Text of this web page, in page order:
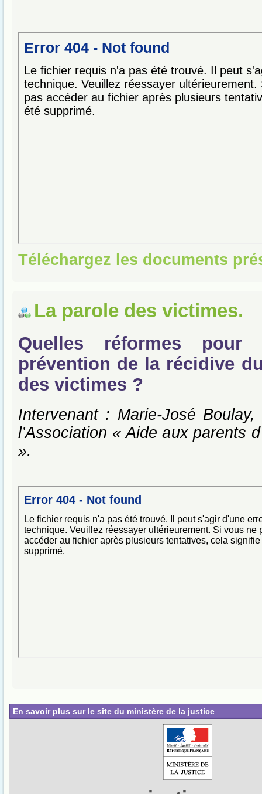
Téléchargez les documents
La parole des victimes.
Quelles réformes pour
prévention de la récidive
des victimes ?
Intervenant : Marie-José
l’Association « Aide aux parents
».
En savoir plus sur le site du ministère de la justice